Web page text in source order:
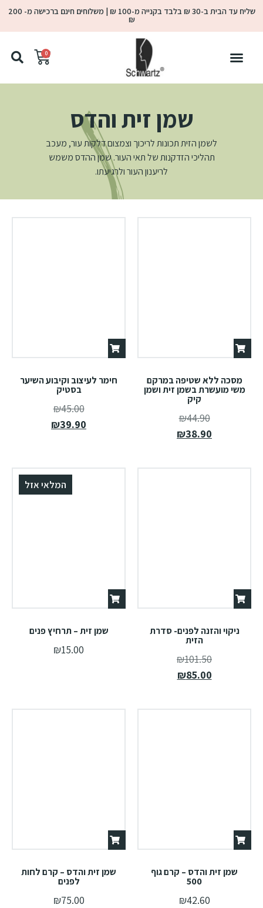
שליח עד הבית ב-30 ₪ בלבד בקנייה מ-100 ₪ | משלוחים חינם ברכישה מ- 200
₪
0
שמן זית והדס
לשמן הזית תכונות לריכוך וצמצום דלקות עור, מעכב
תהליכי הזדקנות של תאי העור. שמן ההדס משמש
לריענון העור ולרגיעתו.
מסכה ללא שטיפה במרקם
משי מועשרת בשמן זית ושמן
קיק
₪44.90
₪38.90
חימר לעיצוב וקיבוע השיער
בסטיק
₪45.00
₪39.90
ניקוי והזנה לפנים- סדרת
הזית
₪101.50
₪85.00
המלאי אזל
שמן זית – תרחיץ פנים
₪15.00
שמן זית והדס – קרם גוף
500
₪42.60
שמן זית והדס – קרם לחות
לפנים
₪75.00